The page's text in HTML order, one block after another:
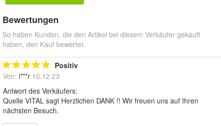
Bewertungen
So haben Kunden, die den Artikel bei diesem Verkäufer gekauft
haben, den Kauf bewertet.
Positiv
Von: i***r 10.12.23
Antwort des Verkäufers:
Quelle VITAL sagt Herzlichen DANK !! Wir freuen uns auf Ihren
nächsten Besuch.